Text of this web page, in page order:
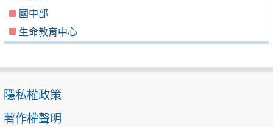
國中部
生命教育中心
隱私權政策
著作權聲明